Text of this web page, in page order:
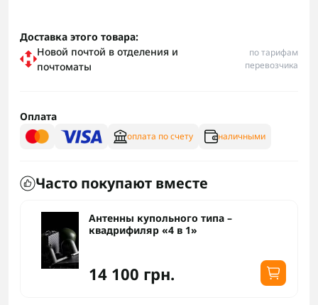
Доставка этого товара:
Новой почтой в отделения и
почтоматы
по тарифам
перевозчика
Оплата
оплата по счету наличными
Часто покупают вместе
Антенны купольного типа –
квадрифиляр «4 в 1»
14 100 грн.